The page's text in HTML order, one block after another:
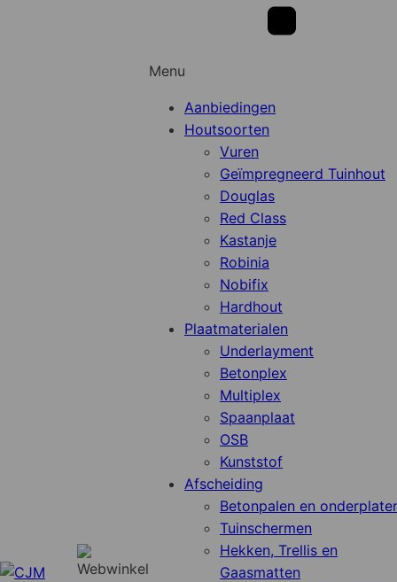
Menu
Aanbiedingen
Houtsoorten
Vuren
Geïmpregneerd Tuinhout
Douglas
Red Class
Kastanje
Robinia
Nobifix
Hardhout
Plaatmaterialen
Underlayment
Betonplex
Multiplex
Spaanplaat
OSB
Kunststof
Afscheiding
Betonpalen en
Tuinschermen
Hekken, Trellis en
Gaasmatten